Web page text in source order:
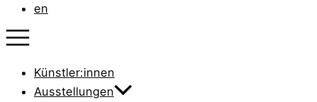
en
Künstler:innen
Ausstellungen